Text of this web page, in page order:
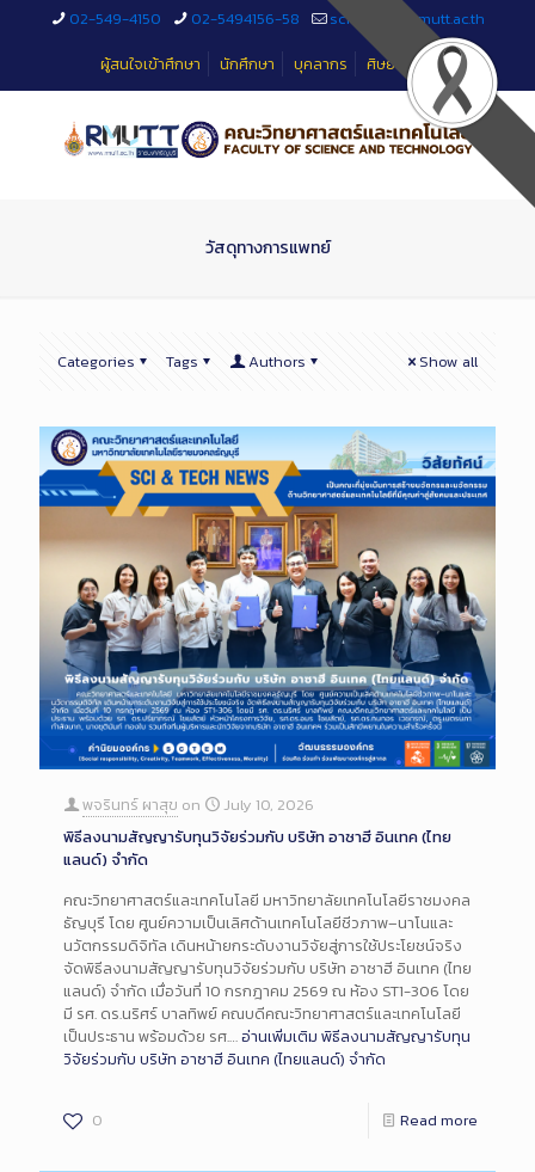
02-549-4150 02-5494156-58
sciteched@rmutt.ac.th
ผู้สนใจเข้าศึกษา
นักศึกษา บุคลากร ศิษย์เก่า
วัสดุทางการแพทย์
Categories Tags Authors Show all
พจรินทร์ ผาสุข on
July 10, 2026
พิธีลงนามสัญญารับทุนวิจัยร่วมกับ บริษัท อาซาฮี อินเทค (ไทย
แลนด์) จำกัด
คณะวิทยาศาสตร์และเทคโนโลยี มหาวิทยาลัยเทคโนโลยีราชมงคล
ธัญบุรี โดย ศูนย์ความเป็นเลิศด้านเทคโนโลยีชีวภาพ–นาโนและ
นวัตกรรมดิจิทัล เดินหน้ายกระดับงานวิจัยสู่การใช้ประโยชน์จริง
จัดพิธีลงนามสัญญารับทุนวิจัยร่วมกับ บริษัท อาซาฮี อินเทค (ไทย
แลนด์) จำกัด เมื่อวันที่ 10 กรกฎาคม 2569 ณ ห้อง ST1-306 โดย
มี รศ. ดร.นริศร์ บาลทิพย์ คณบดีคณะวิทยาศาสตร์และเทคโนโลยี
เป็นประธาน พร้อมด้วย รศ.…อ่านเพิ่มเติม พิธีลงนามสัญญารับทุน
วิจัยร่วมกับ บริษัท อาซาฮี อินเทค (ไทยแลนด์) จำกัด
0 Read more